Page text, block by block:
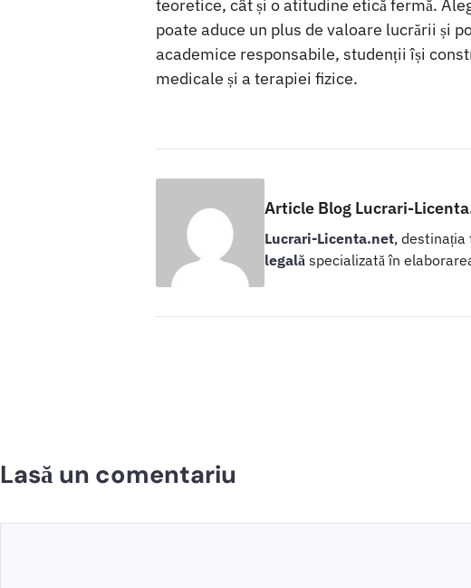
teoretice, cât și o atitudine etică fermă.
poate aduce un plus de valoare lucrării și
academice responsabile, studenții își
medicale și a terapiei fizice.
Article Blog Lucrari-
Lucrari-Licenta.net, destinația
legală specializată în
Lasă un comentariu